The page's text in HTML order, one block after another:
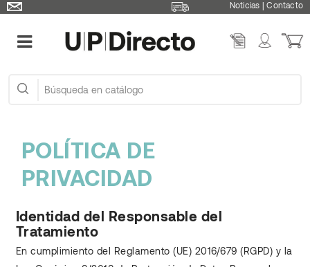
Noticias |Contacto
POLÍTICA DE
PRIVACIDAD
Identidad del Responsable del
Tratamiento
En cumplimiento del Reglamento (UE) 2016/679 (RGPD) y la